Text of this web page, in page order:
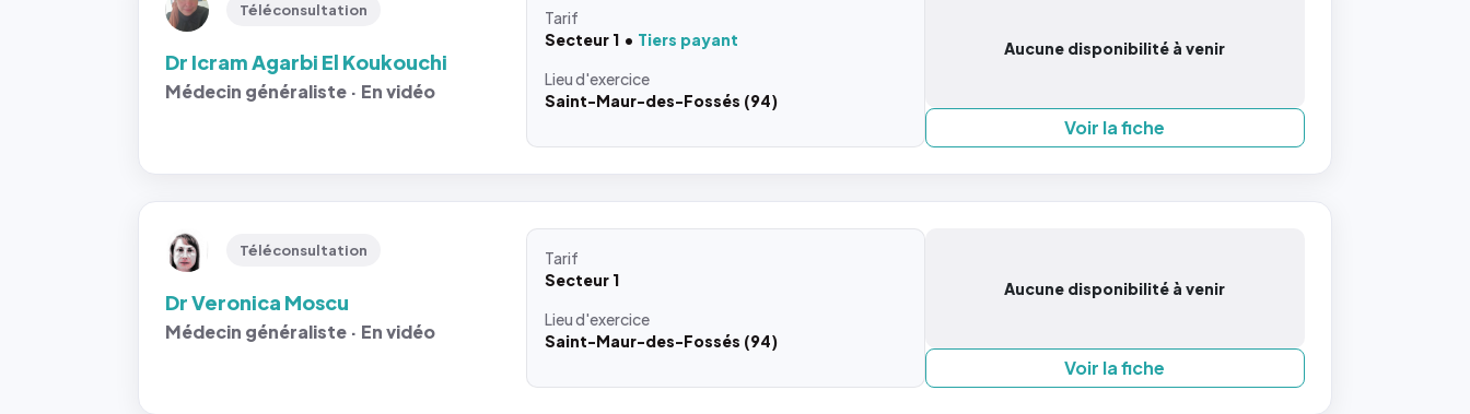
Téléconsultation
Dr Icram Agarbi El Koukouchi
Médecin généraliste · En vidéo
Tarif
Secteur 1
Tiers payant
Lieud'exercice
Saint-Maur-des-Fossés (94)
Aucune disponibilité à venir
Voir la fiche
Téléconsultation
Dr Veronica Moscu
Médecin généraliste · En vidéo
Tarif
Secteur 1
Lieud'exercice
Saint-Maur-des-Fossés (94)
Aucune disponibilité à venir
Voir la fiche